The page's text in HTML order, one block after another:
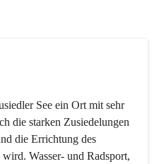
See ein Ort mit sehr
die starken Zusiedelungen
die Errichtung des
Wasser- und Radsport,